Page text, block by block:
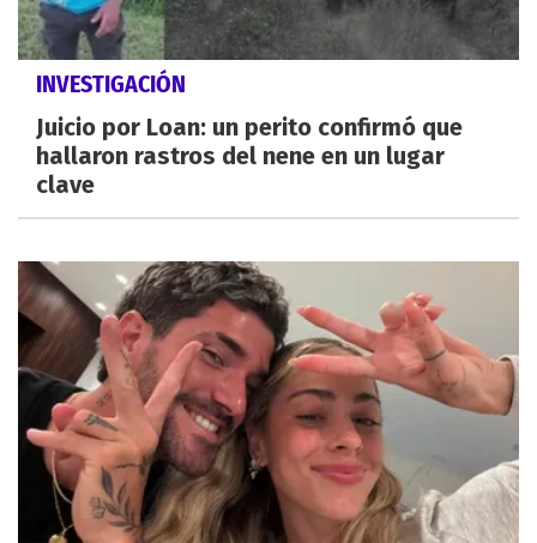
INVESTIGACIÓN
Juicio por Loan: un perito confirmó que
hallaron rastros del nene en un lugar
clave